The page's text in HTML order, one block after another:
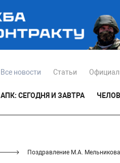
Все новости Статьи
АПК: СЕГОДНЯ И ЗАВТРА
Поздравление М.А.